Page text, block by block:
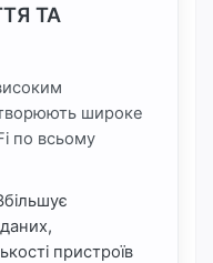
ТА
широке
по всьому
пристроїв